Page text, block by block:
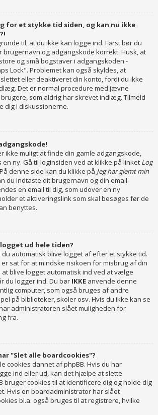
for et stykke tid siden, og kan nu ikke
til, at du ikke kan logge ind. Først bør du
brugernavn og adgangskode korrekt. Husk, at
og små bogstaver i adgangskoden -
Lock". Problemet kan også skyldes, at
eller deaktiveret din konto, fordi du ikke
Det er normal procedure med jævne
som aldrig har skrevet indlæg. Tilmeld
dig i diskussionerne.
ikke muligt at finde din gamle adgangskode,
ny. Gå til loginsiden ved at klikke på linket Log
denne side kan du klikke på Jeg har glemt min
du indtaste dit brugernavn og din email-
en email til dig, som udover en ny
et aktiveringslink som skal besøges før de
benyttes.
ud hele tiden?
du automatisk blive logget af efter et stykke tid.
sat for at mindske risikoen for misbrug af din
blive logget automatisk ind ved at vælge
du logger ind. Du bør IKKE anvende denne
computer, som også bruges af andre
på biblioteker, skoler osv. Hvis du ikke kan se
administratoren slået muligheden for
fra.
"Slet alle boardcookies"?
cookies dannet af phpBB. Hvis du har
ind eller ud, kan det hjælpe at slette
bruger cookies til at identificere dig og holde dig
Hvis en boardadministrator har slået
bl.a. også bruges til at registrere, hvilke